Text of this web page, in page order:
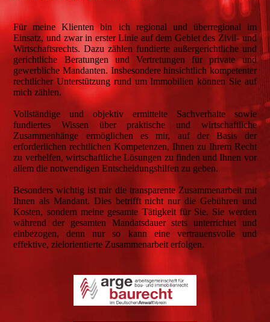
Für meine Klienten bin ich regional und überregional im
Einsatz, und zwar in erster Linie auf dem Gebiet des Zivil- und
Wirtschaftsrechts. Dazu zählen fundierte außergerichtliche und
gerichtliche Beratungen und Vertretungen für private und
gewerbliche Mandanten. Insbesondere hinsichtlich kompetenter
rechtlicher Unterstützung rund um Immobilien können Sie auf
mich zählen.
Vollständige und objektiv ermittelte Sachverhalte sowie
fundiertes Wissen über praktische und wirtschaftliche
Zusammenhänge ermöglichen es mir, auf der Basis der
erforderlichen rechtlichen Kompetenzen, Ihnen zu Ihrem Recht
zu verhelfen, wirtschaftliche Lösungen zu finden und Ihnen vor
allem die notwendigen Entscheidungshilfen zu geben.
Besonders wichtig ist mir die transparente Zusammenarbeit mit
Ihnen als Mandant. Dies betrifft nicht nur die Gebühren und
Kosten, sondern meine gesamte Tätigkeit für Sie. Sie werden
während der gesamten Mandatsdauer stets unterrichtet und
einbezogen, denn nur so kann eine vertrauensvolle und
effektive, zielorientierte Zusammenarbeit erfolgen.